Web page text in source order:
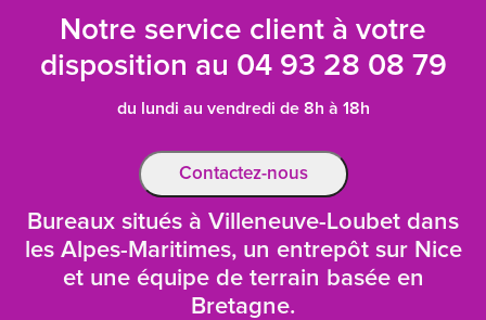
Notre service client à votre
disposition au 04 93 28 08 79
du lundi au vendredi de 8h à 18h
Contactez-nous
Bureaux situés à Villeneuve-Loubet dans
les Alpes-Maritimes, un entrepôt sur Nice
et une équipe de terrain basée en
Bretagne.